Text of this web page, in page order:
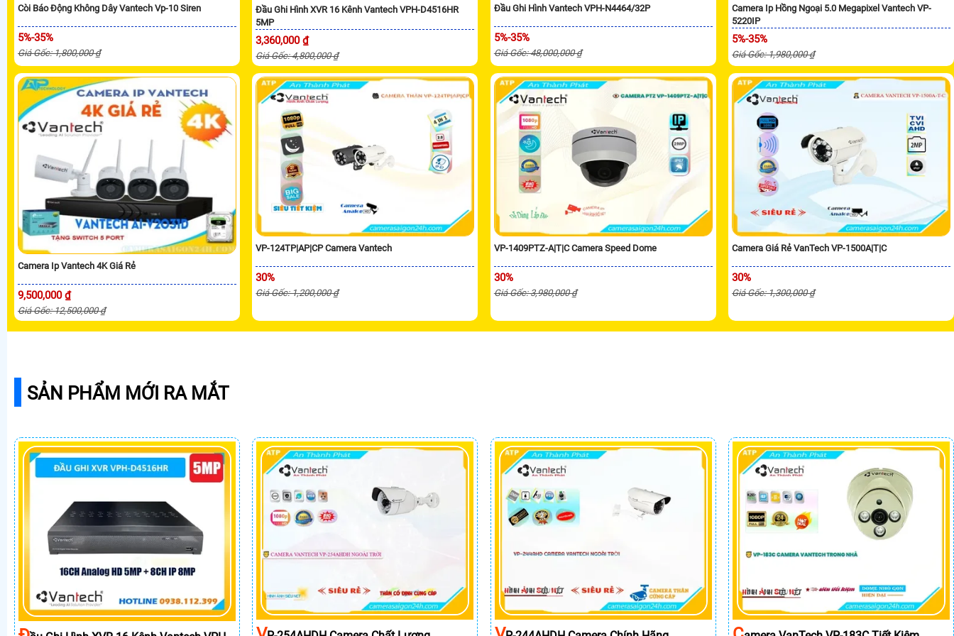
Còi Báo Động Không Dây Vantech Vp-10 Siren
5%-35%
Giá Gốc: 1,800,000 ₫
Đầu Ghi Hình XVR 16 Kênh Vantech VPH-D4516HR
5MP
3,360,000 ₫
Giá Gốc: 4,800,000 ₫
Đầu Ghi Hình Vantech VPH-N4464/32P
5%-35%
Giá Gốc: 48,000,000 ₫
Camera Ip Hồng Ngoại 5.0 Megapixel Vantech VP-
5220IP
5%-35%
Giá Gốc: 1,980,000 ₫
Camera Ip Vantech 4K Giá Rẻ
9,500,000 ₫
Giá Gốc: 12,500,000 ₫
VP-124TP|AP|CP Camera Vantech
30%
Giá Gốc: 1,200,000 ₫
VP-1409PTZ-A|T|C Camera Speed Dome
30%
Giá Gốc: 3,980,000 ₫
Camera Giá Rẻ VanTech VP-1500A|T|C
30%
Giá Gốc: 1,300,000 ₫
SẢN PHẨM MỚI RA MẮT